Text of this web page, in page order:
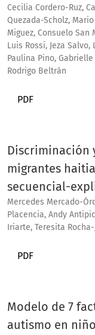
Cecilia Cordero-Ruz,
Quezada-Scholz,
Miguez, Consuelo San
Luis Rossi, Jeza
Paulina Pino,
Rodrigo Beltrán
PDF
Discriminación
migrantes
secuencial-
Mercedes Mercado-
Placencia, Andy
Iriarte, Teresita
PDF
Modelo de 7
autismo en